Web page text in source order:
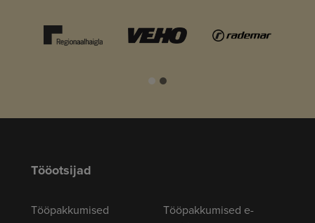
Tööotsijad
Tööpakkumised
Tööpakkumised e-